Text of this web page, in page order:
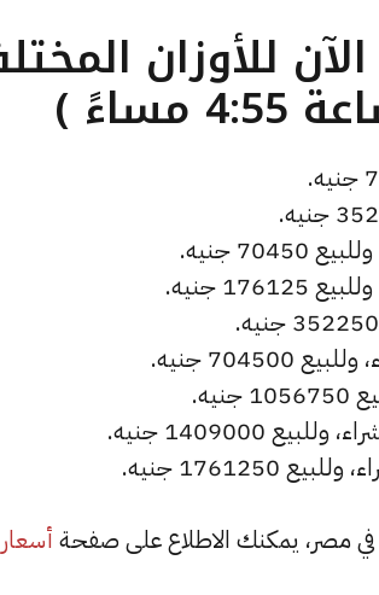
ما هو سعر الذهب عيار 21 الآن للأوزان
أسعار